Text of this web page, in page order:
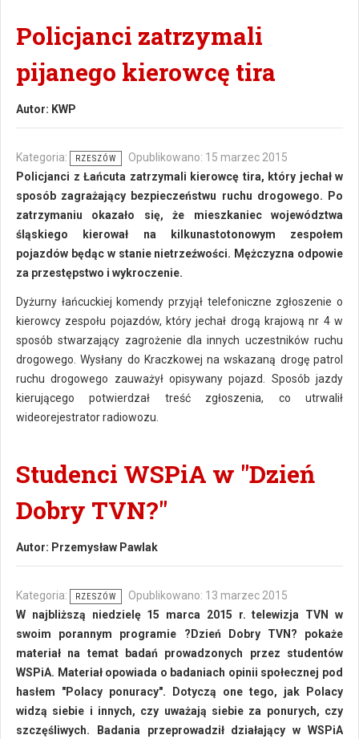
Policjanci zatrzymali
pijanego kierowcę tira
Autor: KWP
Kategoria: RZESZÓW
Opublikowano: 15 marzec 2015
Policjanci z Łańcuta zatrzymali kierowcę tira, który jechał w
sposób zagrażający bezpieczeństwu ruchu drogowego. Po
zatrzymaniu okazało się, że mieszkaniec województwa
śląskiego kierował na kilkunastotonowym zespołem
pojazdów będąc w stanie nietrzeźwości. Mężczyzna odpowie
za przestępstwo i wykroczenie.
Dyżurny łańcuckiej komendy przyjął telefoniczne zgłoszenie o
kierowcy zespołu pojazdów, który jechał drogą krajową nr 4 w
sposób stwarzający zagrożenie dla innych uczestników ruchu
drogowego. Wysłany do Kraczkowej na wskazaną drogę patrol
ruchu drogowego zauważył opisywany pojazd. Sposób jazdy
kierującego potwierdzał treść zgłoszenia, co utrwalił
wideorejestrator radiowozu.
Studenci WSPiA w "Dzień
Dobry TVN?"
Autor: Przemysław Pawlak
Kategoria: RZESZÓW
Opublikowano: 13 marzec 2015
W najbliższą niedzielę 15 marca 2015 r. telewizja TVN w
swoim porannym programie ?Dzień Dobry TVN? pokaże
materiał na temat badań prowadzonych przez studentów
WSPiA. Materiał opowiada o badaniach opinii społecznej pod
hasłem "Polacy ponuracy". Dotyczą one tego, jak Polacy
widzą siebie i innych, czy uważają siebie za ponurych, czy
szczęśliwych. Badania przeprowadził działający w WSPiA